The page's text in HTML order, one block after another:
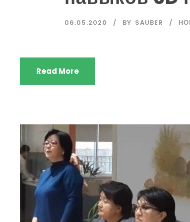
06.05.2020 BY SAUBER
Read More